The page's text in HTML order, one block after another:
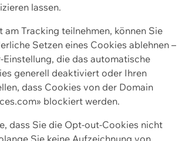
lassen.
am Tracking teilnehmen, können Sie
Setzen eines Cookies ablehnen –
Einstellung, die das automatische
generell deaktiviert oder Ihren
dass Cookies von der Domain
blockiert werden.
dass Sie die Opt-out-Cookies nicht